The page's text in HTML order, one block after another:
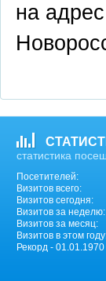
на адрес
статистика
Посетителей:
Визитов всего:
Визитов сегодня:
Визитов за неделю:
Визитов за месяц:
Визитов в этом
Рекорд - 01.01.1970